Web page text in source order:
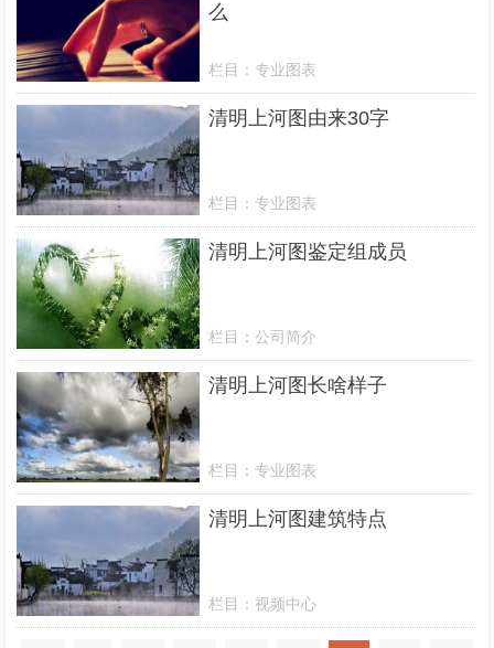
么
栏目：专业图表
清明上河图由来30字
栏目：专业图表
清明上河图鉴定组成员
栏目：公司简介
清明上河图长啥样子
栏目：专业图表
清明上河图建筑特点
栏目：视频中心